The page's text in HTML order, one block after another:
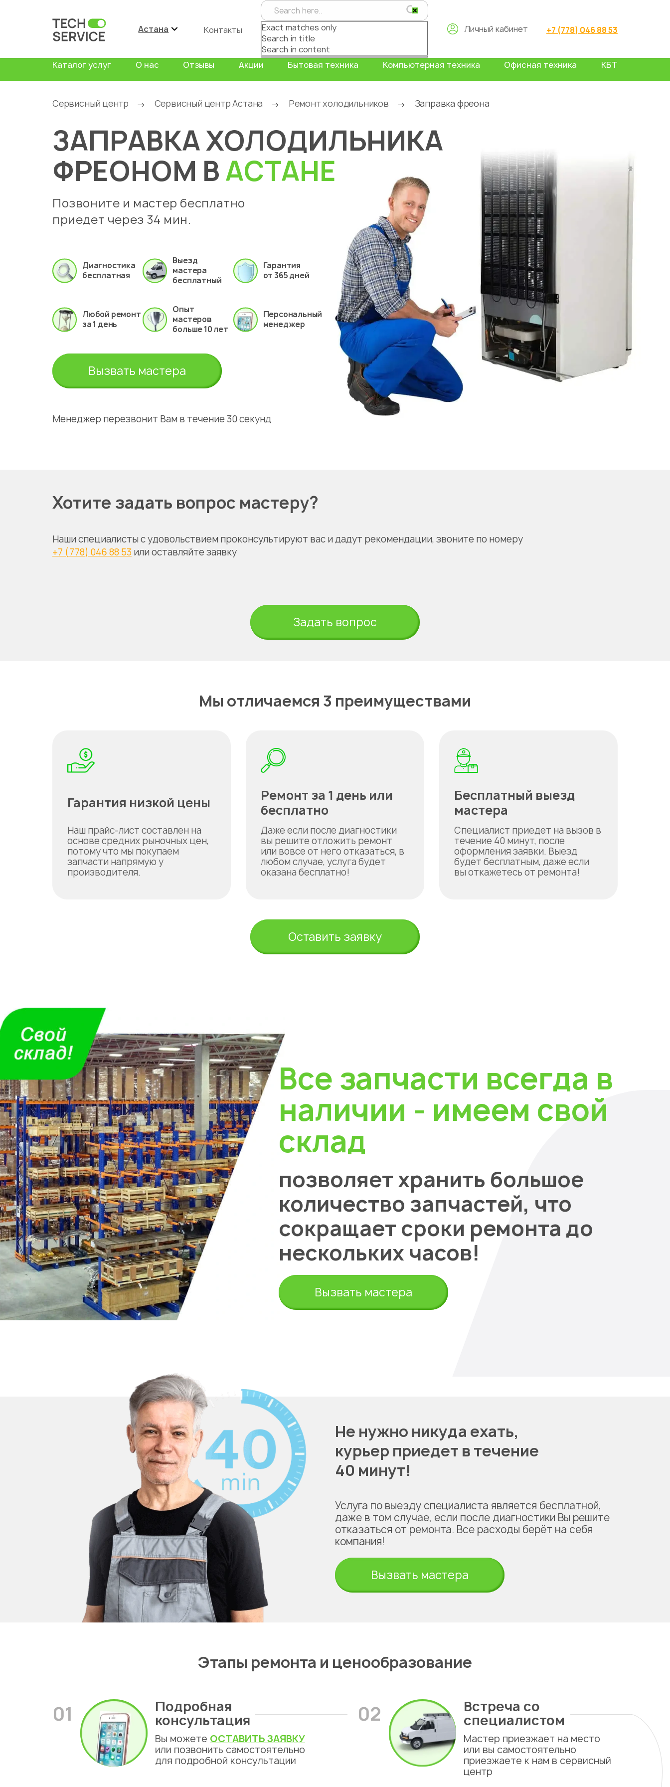
Астана Контакты
Exact matches only
Search in title
Search in content
Личный кабинет +7 (778) 046 88 53
Каталог услуг О нас Отзывы Акции Бытовая техника Компьютерная техника Офисная техника КБТ
Сервисный центр → Сервисный центр Астана → Ремонт холодильников → Заправка фреона
ЗАПРАВКА ХОЛОДИЛЬНИКА
ФРЕОНОМ ВАСТАНЕ
Позвоните и мастер бесплатно
приедет через 34 мин.
Диагностика
бесплатная
Выезд
мастера
бесплатный
Гарантия
от 365 дней
Любой ремонт
за 1 день
Опыт
мастеров
больше 10 лет
Персональный
менеджер
Вызвать мастера
Менеджер перезвонит Вам в течение 30 секунд
Хотите задать вопрос мастеру?
Наши специалисты с удовольствием проконсультируют вас и дадут рекомендации, звоните по номеру
+7 (778) 046 88 53 или оставляйте заявку
Задать вопрос
Мы отличаемся 3 преимуществами
Гарантия низкой цены
Наш прайс-лист составлен на
основе средних рыночных цен,
потому что мы покупаем
запчасти напрямую у
производителя.
Ремонт за 1 день или
бесплатно
Даже если после диагностики
вы решите отложить ремонт
или вовсе от него отказаться, в
любом случае, услуга будет
оказана бесплатно!
Бесплатный выезд
мастера
Специалист приедет на вызов в
течение 40 минут, после
оформления заявки. Выезд
будет бесплатным, даже если
вы откажетесь от ремонта!
Оставить заявку
Все запчасти всегда в
наличии - имеем свой
склад
позволяет хранить большое
количество запчастей, что
сокращает сроки ремонта до
нескольких часов!
Вызвать мастера
Не нужно никуда ехать,
курьер приедет в течение
40 минут!
Услуга по выезду специалиста является бесплатной,
даже в том случае, если после диагностики Вы решите
отказаться от ремонта. Все расходы берёт на себя
компания!
Вызвать мастера
Этапы ремонта и ценообразование
01 Подробная
консультация
Вы можете ОСТАВИТЬ ЗАЯВКУ
или позвонить самостоятельно
для подробной консультации
02 Встреча со
специалистом
Мастер приезжает на место
или вы самостоятельно
приезжаете к нам в сервисный
центр
Укажите из какого вы города